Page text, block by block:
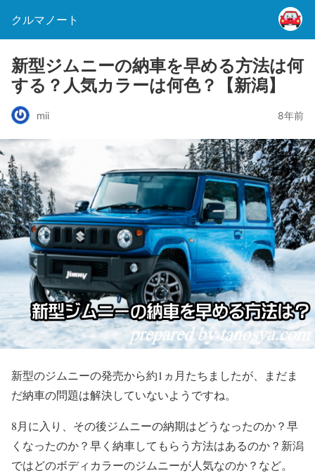
クルマノート
新型ジムニーの納車を早める方法は何
する？人気カラーは何色？【新潟】
mii 8年前
新型のジムニーの発売から約1ヵ月たちましたが、まだま
だ納車の問題は解決していないようですね。
8月に入り、その後ジムニーの納期はどうなったのか？早
くなったのか？早く納車してもらう方法はあるのか？新潟
ではどのボディカラーのジムニーが人気なのか？など。